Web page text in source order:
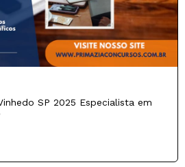
SP 2025 Especialista em